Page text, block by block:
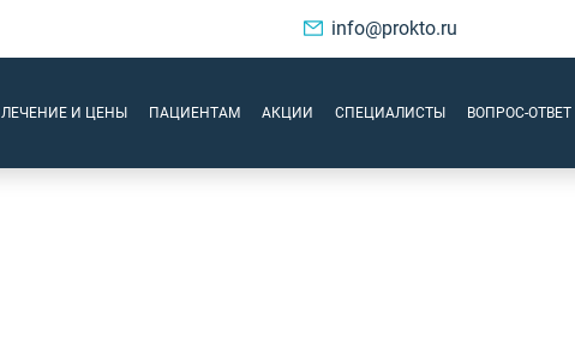
info@prokto.ru
ЛЕЧЕНИЕ И ЦЕНЫ ПАЦИЕНТАМ АКЦИИ СПЕЦИАЛИСТЫ ВОПРОС-ОТВЕТ